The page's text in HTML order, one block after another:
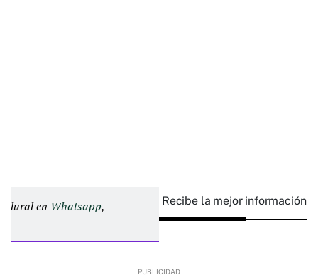
Plural en Whatsapp, Recibe la mejor información